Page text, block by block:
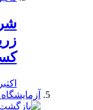
اکتبر 19, 2019